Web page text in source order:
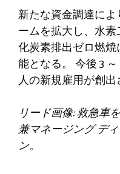
新たな資金調達に
ームを拡大し、水
化炭素排出ゼロ燃
能となる。 今後 3
人の新規雇用が創出
リード画像: 救急車
兼マネージング デ
ン。